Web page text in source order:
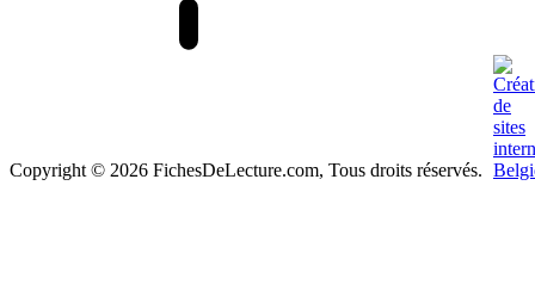
Copyright © 2026 FichesDeLecture.com, Tous droits réservés.